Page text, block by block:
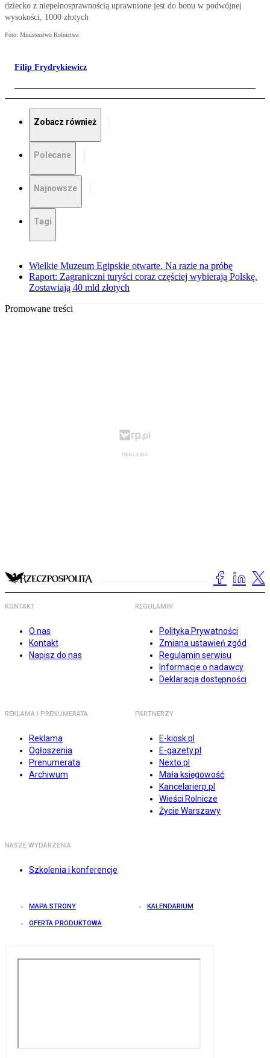
dziecko z niepełnosprawnością uprawnione jest do bonu w podwójnej
wysokości, 1000 złotych
Foto: Ministerstwo Rolnictwa
Filip Frydrykiewicz
Zobacz również
Polecane
Najnowsze
Tagi
Wielkie Muzeum Egipskie otwarte. Na razie na próbę
Raport: Zagraniczni turyści coraz częściej wybierają Polskę.
Zostawiają 40 mld złotych
Promowane treści
KONTAKT
O nas
Kontakt
Napisz do nas
REGULAMIN
Polityka Prywatności
Zmiana ustawień zgód
Regulamin serwisu
Informacje o nadawcy
Deklaracja dostępności
REKLAMA I PRENUMERATA
Reklama
Ogłoszenia
Prenumerata
Archiwum
PARTNERZY
E-kiosk.pl
E-gazety.pl
Nexto.pl
Mała księgowość
Kancelarierp.pl
Wieści Rolnicze
Życie Warszawy
NASZE WYDARZENIA
Szkolenia i konferencje
MAPA STRONY KALENDARIUM
OFERTA PRODUKTOWA